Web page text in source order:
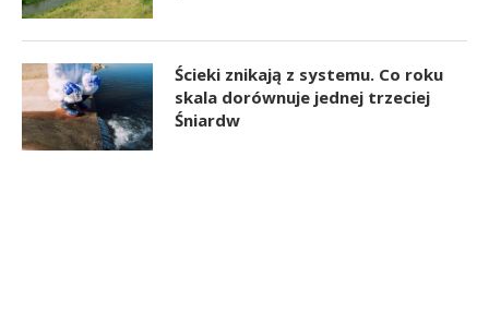
Ścieki znikają z systemu. Co roku
skala dorównuje jednej trzeciej
Śniardw